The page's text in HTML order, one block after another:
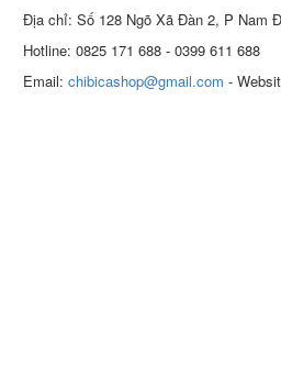
Địa chỉ: Số 128 Ngõ Xã Đàn 2, P Nam
Hotline: 0825 171 688 - 0399 611 688
Email:chibicashop@gmail.com -